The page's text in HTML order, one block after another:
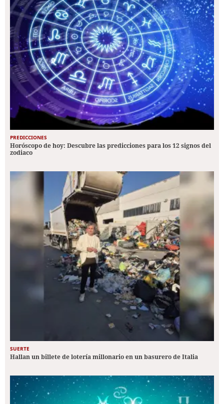
PREDICCIONES
Horóscopo de hoy: Descubre las predicciones para los 12 signos del
zodiaco
SUERTE
Hallan un billete de lotería millonario en un basurero de Italia